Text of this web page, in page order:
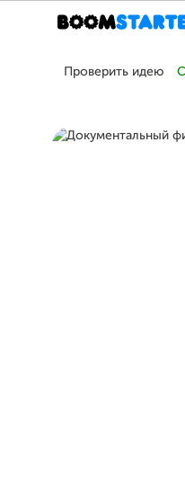
Проверить идею